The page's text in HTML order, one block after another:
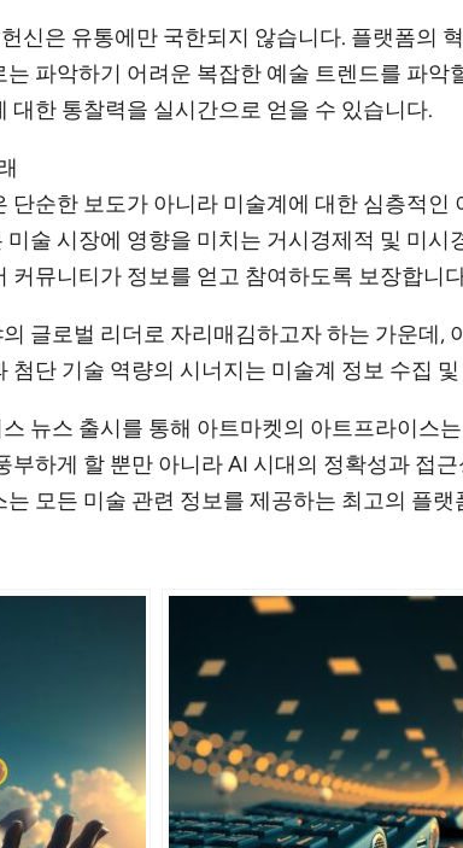
신은 유통에만 국한되지 않습니다. 플랫폼의
파악하기 어려운 복잡한 예술 트렌드를 파
대한 통찰력을 실시간으로 얻을 수 있습니다.
순한 보도가 아니라 미술계에 대한 심층적
술 시장에 영향을 미치는 거시경제적 및 미
커뮤니티가 정보를 얻고 참여하도록 보장합니
글로벌 리더로 자리매김하고자 하는 가운데
첨단 기술 역량의 시너지는 미술계 정보 수집
뉴스 출시를 통해 아트마켓의 아트프라이스
부하게 할 뿐만 아니라 AI 시대의 정확성과 접
모든 미술 관련 정보를 제공하는 최고의 플랫